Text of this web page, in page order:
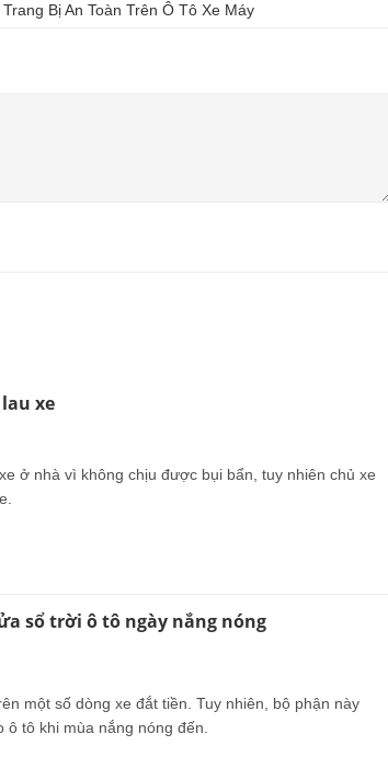
Trang Bị An Toàn Trên Ô Tô Xe Máy
xe
ở nhà vì không chịu được bụi bẩn, tuy nhiên chủ xe
sổ trời ô tô ngày nắng nóng
một số dòng xe đắt tiền. Tuy nhiên, bộ phận này
ô tô khi mùa nắng nóng đến.